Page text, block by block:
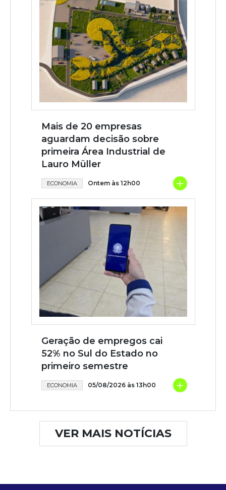
Mais de 20 empresas
aguardam decisão sobre
primeira Área Industrial de
Lauro Müller
ECONOMIA Ontem às 12h00 +
Geração de empregos cai
52% no Sul do Estado no
primeiro semestre
ECONOMIA 05/08/2026 às 13h00 +
VER MAIS NOTÍCIAS